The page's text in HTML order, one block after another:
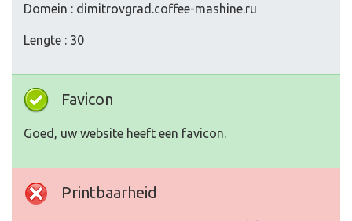
Domein : dimitrovgrad.coffee-mashine.ru
Lengte : 30
Favicon
Goed, uw website heeft een favicon.
Printbaarheid